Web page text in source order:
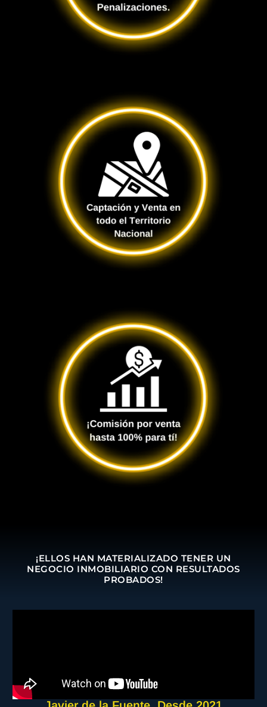
¡ELLOS HAN MATERIALIZADO TENER UN
NEGOCIO INMOBILIARIO CON RESULTADOS
PROBADOS!